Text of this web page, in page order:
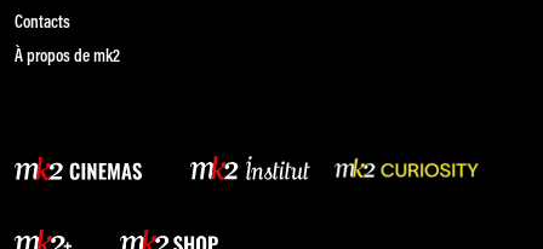
Contacts
À propos de mk2